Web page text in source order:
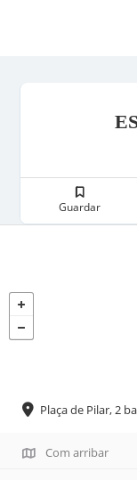
Guardar
Plaça de Pilar, 2
Com arribar